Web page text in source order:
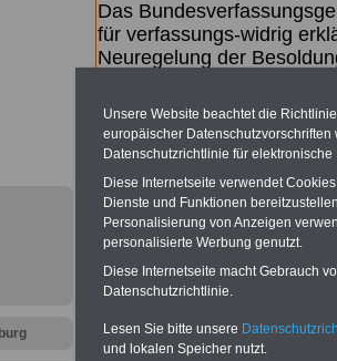
Das
für verfassungs-widrig
Neuregelung der
Nachzahlungen
Beamtezwischen mind.
SERVICE gibt hierzu
dem Beschluss des
wird (wahrscheinlich im
Broschüre.
Meldung
Unsere Website beachtet die
europäischer
Datenschutzrichtlinie für
Diese Internetseite verwendet
Dienste und Funktionen
Personalisierung von Anzeigen
personalisierte Werbung genutzt.
Diese Internetseite macht Gebrauch
Datenschutzrichtlinie.
Lesen Sie bitte unsere
und lokalen Speicher nutzt.